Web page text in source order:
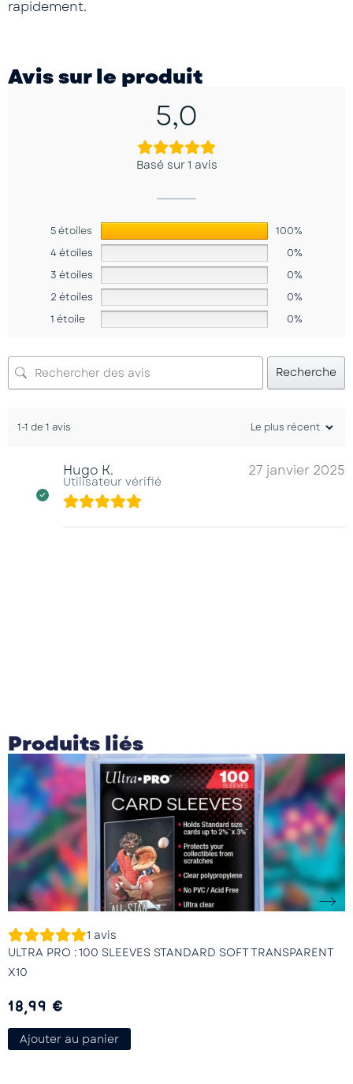
rapidement.
Avis sur le produit
5,0
Basé sur 1 avis
5 étoiles
100%
4 étoiles
0%
3 étoiles
0%
2 étoiles
0%
1 étoile
0%
Recherche
1-1 de 1 avis
Hugo K.
Utilisateur vérifié
27 janvier 2025
Produits liés
1 avis
ULTRA PRO : 100 SLEEVES STANDARD SOFT TRANSPARENT
X10
18,99 €
Ajouter au panier